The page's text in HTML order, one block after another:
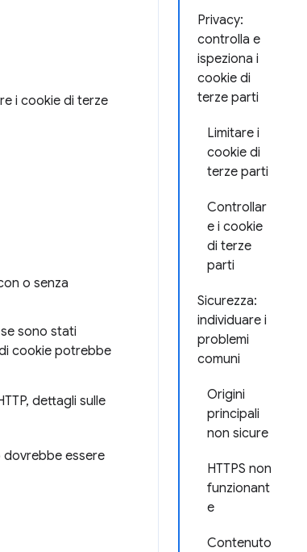
Privacy:
controlla e
ispeziona i
cookie di
terze parti
Limitare i
cookie di
terze parti
Controllar
e i cookie
di terze
parti
Sicurezza:
individuare i
problemi
comuni
Origini
principali
non sicure
HTTPS non
funzionant
e
Contenuto
i cookie di terze
o senza
sono stati
cookie potrebbe
dettagli sulle
essere